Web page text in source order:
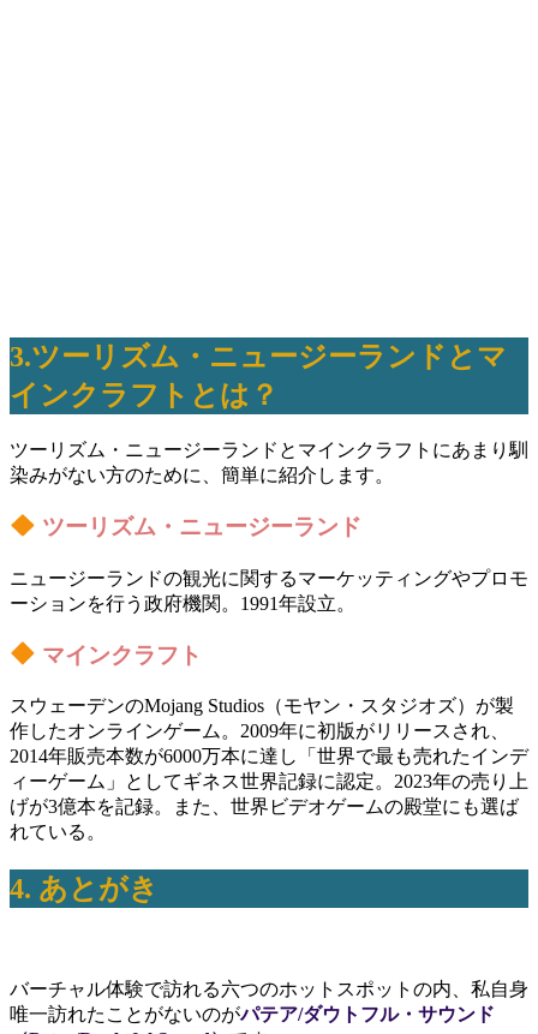
3.ツーリズム・ニュージーランドとマ
インクラフトとは？
ツーリズム・ニュージーランドとマインクラフトにあまり馴
染みがない方のために、簡単に紹介します。
ツーリズム・ニュージーランド
ニュージーランドの観光に関するマーケッティングやプロモ
ーションを行う政府機関。1991年設立。
マインクラフト
スウェーデンのMojang Studios（モヤン・スタジオズ）が製
作したオンラインゲーム。2009年に初版がリリースされ、
2014年販売本数が6000万本に達し「世界で最も売れたインデ
ィーゲーム」としてギネス世界記録に認定。2023年の売り上
げが3億本を記録。また、世界ビデオゲームの殿堂にも選ば
れている。
4. あとがき
バーチャル体験で訪れる六つのホットスポットの内、私自身
唯一訪れたことがないのがパテア/ダウトフル・サウンド